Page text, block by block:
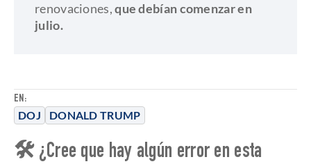
EN:
DOJ DONALD TRUMP
renovaciones,que debían comenzar en
julio.
🛠 ¿Cree que hay algún error en esta